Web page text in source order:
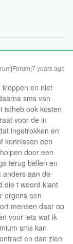
years ago
kloppen en niet
sms van
is!heb ook kosten
voor de in
ingetrokken en
kennissen een
door een
terug bellen en
anders aan de
die t woord klant
ergens een
mensen daar op
voor iets wat ik
sms kan
en dan zien